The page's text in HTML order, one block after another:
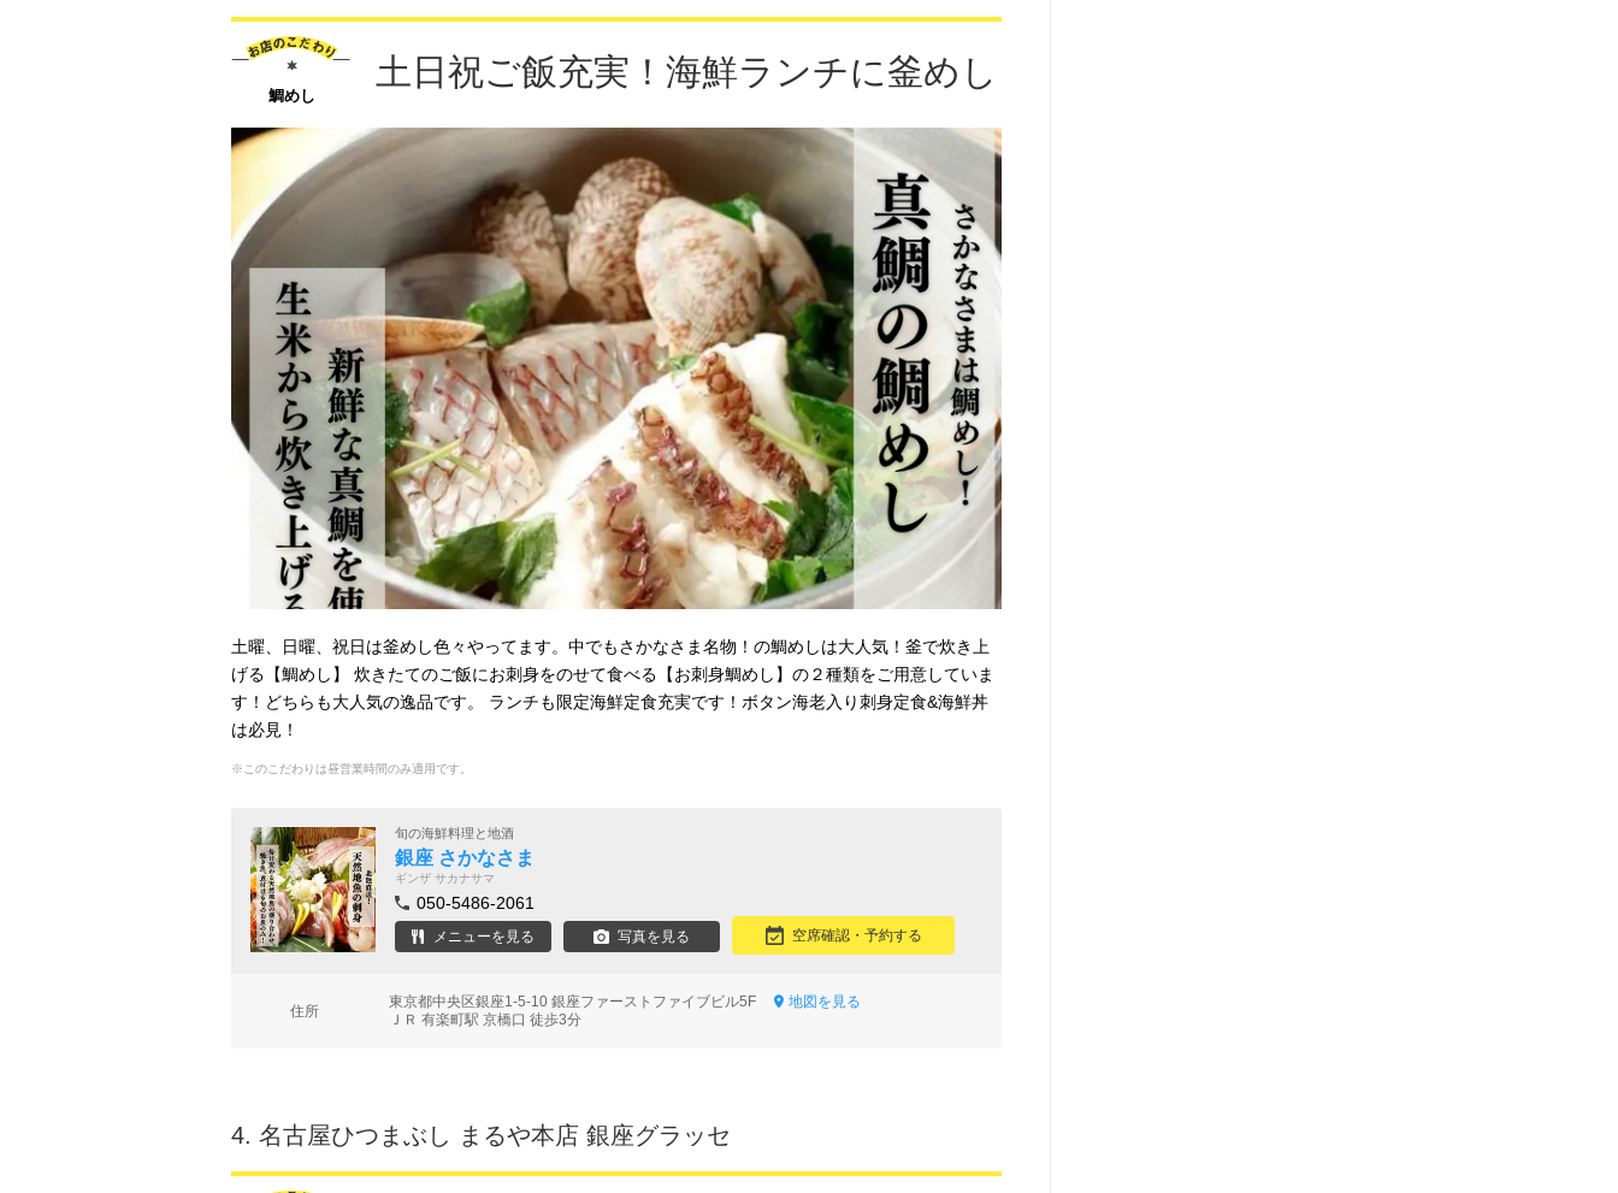
鯛めし
土日祝ご飯充実！海鮮ランチに釜めし
土曜、日曜、祝日は釜めし色々やってます。中でもさかなさま名物！の鯛めしは大人気！釜で炊き上
げる【鯛めし】 炊きたてのご飯にお刺身をのせて食べる【お刺身鯛めし】の２種類をご用意していま
す！どちらも大人気の逸品です。 ランチも限定海鮮定食充実です！ボタン海老入り刺身定食&海鮮丼
は必見！
※このこだわりは昼営業時間のみ適用です。
旬の海鮮料理と地酒
銀座 さかなさま
ギンザ サカナサマ
050-5486-2061
メニューを見る 写真を見る 空席確認・予約する
住所
東京都中央区銀座1-5-10 銀座ファーストファイブビル5F
地図を見る
ＪＲ 有楽町駅 京橋口 徒歩3分
4. 名古屋ひつまぶし まるや本店 銀座グラッセ